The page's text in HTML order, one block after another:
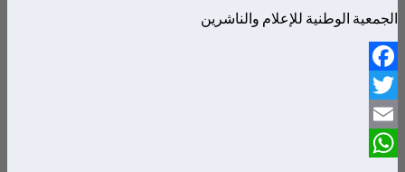
الجمعية الوطنية للإعلام والناشرين
Facebook
Twitter
Email